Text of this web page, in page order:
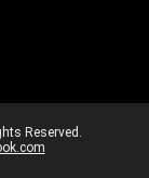
Reserved.